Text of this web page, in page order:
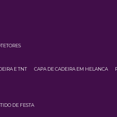
E TNT CAPA DE CADEIRA EM HELANCA
DE FESTA